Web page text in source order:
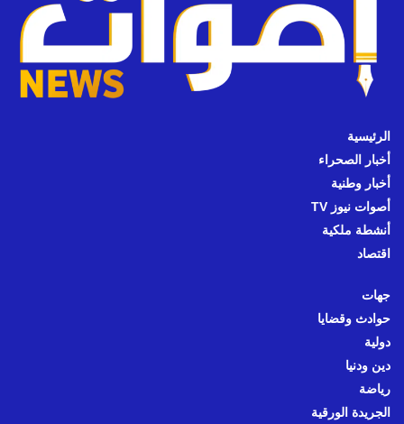
الرئيسية
أخبار الصحراء
أخبار وطنية
أصوات نيوز TV
أنشطة ملكية
اقتصاد
جهات
حوادث وقضايا
دولية
دين ودنيا
رياضة
الجريدة الورقية